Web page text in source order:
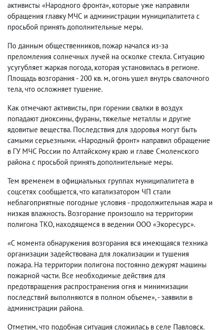
активисты «Народного фронта», которые уже направили
обращения главку МЧС и администрации муниципалитета с
просьбой принять дополнительные меры.
По данным общественников, пожар начался из-за
преломления солнечных лучей на осколке стекла. Ситуацию
усугубляет жаркая погода, которая установилась в регионе.
Площадь возгорания - 200 кв. м, огонь ушел внутрь свалочного
тела, что осложняет тушение.
Как отмечают активисты, при горении свалки в воздух
попадают диоксины, фураны, тяжелые металлы и другие
ядовитые вещества. Последствия для здоровья могут быть
самыми серьезными. «Народный фронт» направил обращение
в ГУ МЧС России по Алтайскому краю и главе Смоленского
района с просьбой принять дополнительные меры.⁣
Тем временем в официальных группах муниципалитета в
соцсетях сообщается, что катализатором ЧП стали
неблагоприятные погодные условия - продолжительная жара и
низкая влажность. Возгорание произошло на территории
полигона ТКО, находящемся в ведении ООО «Экоресурс».⁣
«С момента обнаружения возгорания вся имеющаяся техника
организации задействована для локализации и тушения
пожара. На территории полигона постоянно дежурят машины
пожарной части. Все необходимые действия для
предотвращения распространения огня и минимизации
последствий выполняются в полном объеме», - заявили в
администрации района.
Отметим, что подобная ситуация сложилась в селе Павловск.